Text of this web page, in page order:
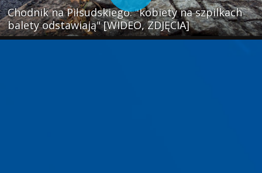
Chodnik na Piłsudskiego: "kobiety na szpilkach
balety odstawiają" [WIDEO, ZDJĘCIA]